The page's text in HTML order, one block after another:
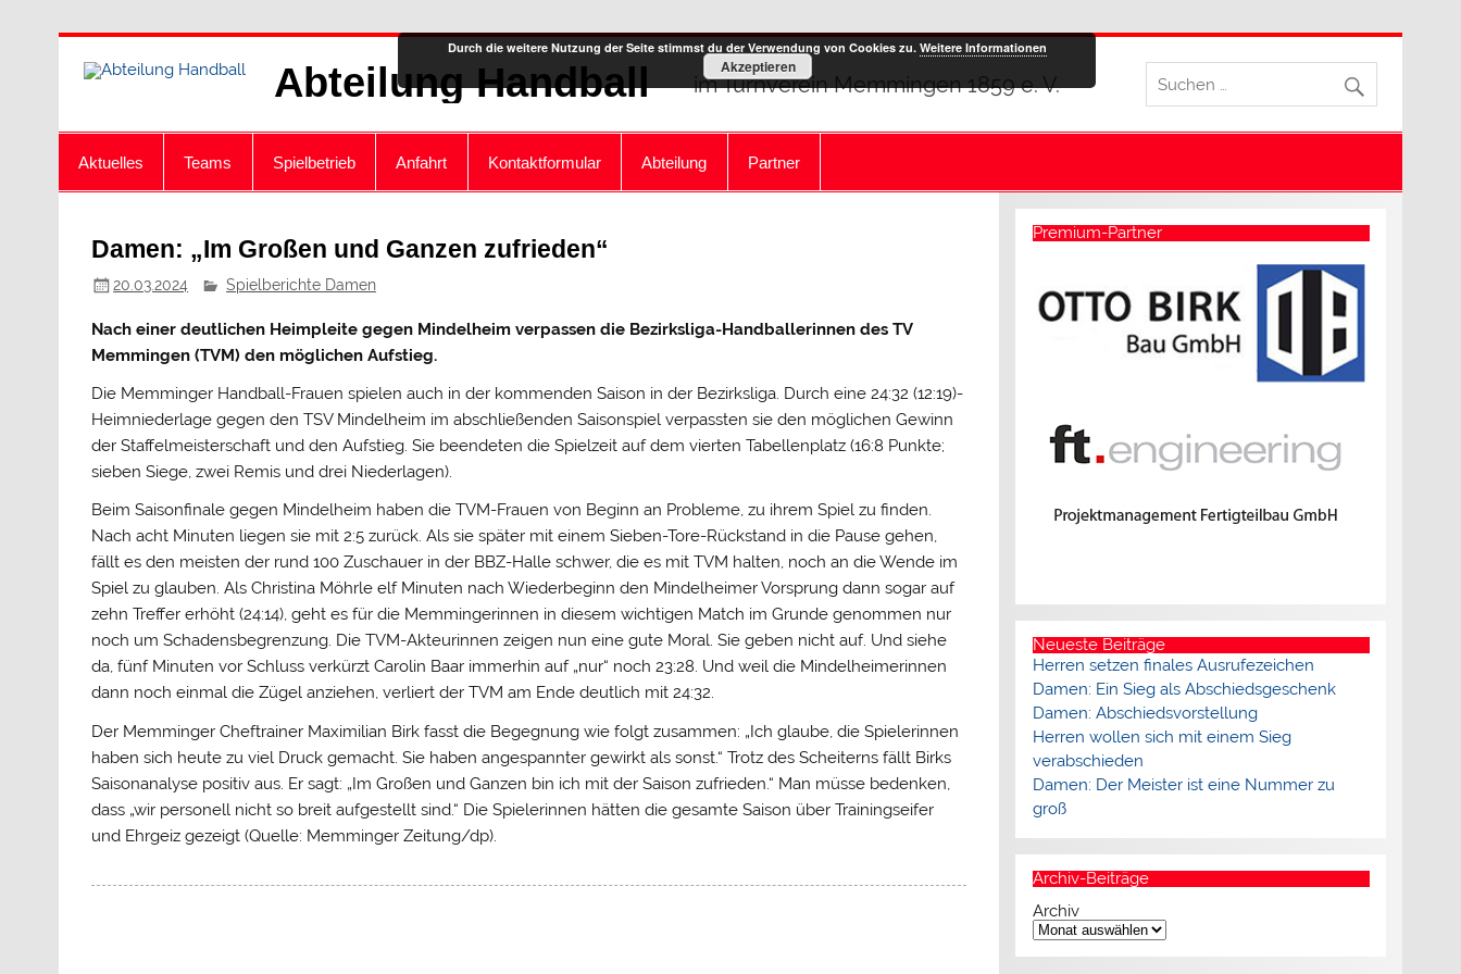
Abteilung Handball im Turnverein Memmingen 1859 e. V.
Aktuelles Teams Spielbetrieb Anfahrt Kontaktformular Abteilung Partner
Damen: „Im Großen und Ganzen zufrieden“
20.03.2024 Spielberichte Damen
Nach einer deutlichen Heimpleite gegen Mindelheim verpassen die Bezirksliga-Handballerinnen des TV
Memmingen (TVM) den möglichen Aufstieg.
Die Memminger Handball-Frauen spielen auch in der kommenden Saison in der Bezirksliga. Durch eine 24:32 (12:19)-
Heimniederlage gegen den TSV Mindelheim im abschließenden Saisonspiel verpassten sie den möglichen Gewinn
der Staffelmeisterschaft und den Aufstieg. Sie beendeten die Spielzeit auf dem vierten Tabellenplatz (16:8 Punkte;
sieben Siege, zwei Remis und drei Niederlagen).
Beim Saisonfinale gegen Mindelheim haben die TVM-Frauen von Beginn an Probleme, zu ihrem Spiel zu finden.
Nach acht Minuten liegen sie mit 2:5 zurück. Als sie später mit einem Sieben-Tore-Rückstand in die Pause gehen,
fällt es den meisten der rund 100 Zuschauer in der BBZ-Halle schwer, die es mit TVM halten, noch an die Wende im
Spiel zu glauben. Als Christina Möhrle elf Minuten nach Wiederbeginn den Mindelheimer Vorsprung dann sogar auf
zehn Treffer erhöht (24:14), geht es für die Memmingerinnen in diesem wichtigen Match im Grunde genommen nur
noch um Schadensbegrenzung. Die TVM-Akteurinnen zeigen nun eine gute Moral. Sie geben nicht auf. Und siehe
da, fünf Minuten vor Schluss verkürzt Carolin Baar immerhin auf „nur“ noch 23:28. Und weil die Mindelheimerinnen
dann noch einmal die Zügel anziehen, verliert der TVM am Ende deutlich mit 24:32.
Der Memminger Cheftrainer Maximilian Birk fasst die Begegnung wie folgt zusammen: „Ich glaube, die Spielerinnen
haben sich heute zu viel Druck gemacht. Sie haben angespannter gewirkt als sonst.“ Trotz des Scheiterns fällt Birks
Saisonanalyse positiv aus. Er sagt: „Im Großen und Ganzen bin ich mit der Saison zufrieden.“ Man müsse bedenken,
dass „wir personell nicht so breit aufgestellt sind.“ Die Spielerinnen hätten die gesamte Saison über Trainingseifer
und Ehrgeiz gezeigt (Quelle: Memminger Zeitung/dp).
Premium-Partner
Neueste Beiträge
Herren setzen finales Ausrufezeichen
Damen: Ein Sieg als Abschiedsgeschenk
Damen: Abschiedsvorstellung
Herren wollen sich mit einem Sieg
verabschieden
Damen: Der Meister ist eine Nummer zu
groß
Archiv-Beiträge
Archiv
Durch die weitere Nutzung der Seite stimmst du der Verwendung von Cookies zu. Weitere Informationen
Akzeptieren